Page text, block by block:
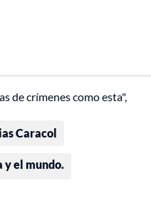
de crímenes como esta",
Caracol
y el mundo.